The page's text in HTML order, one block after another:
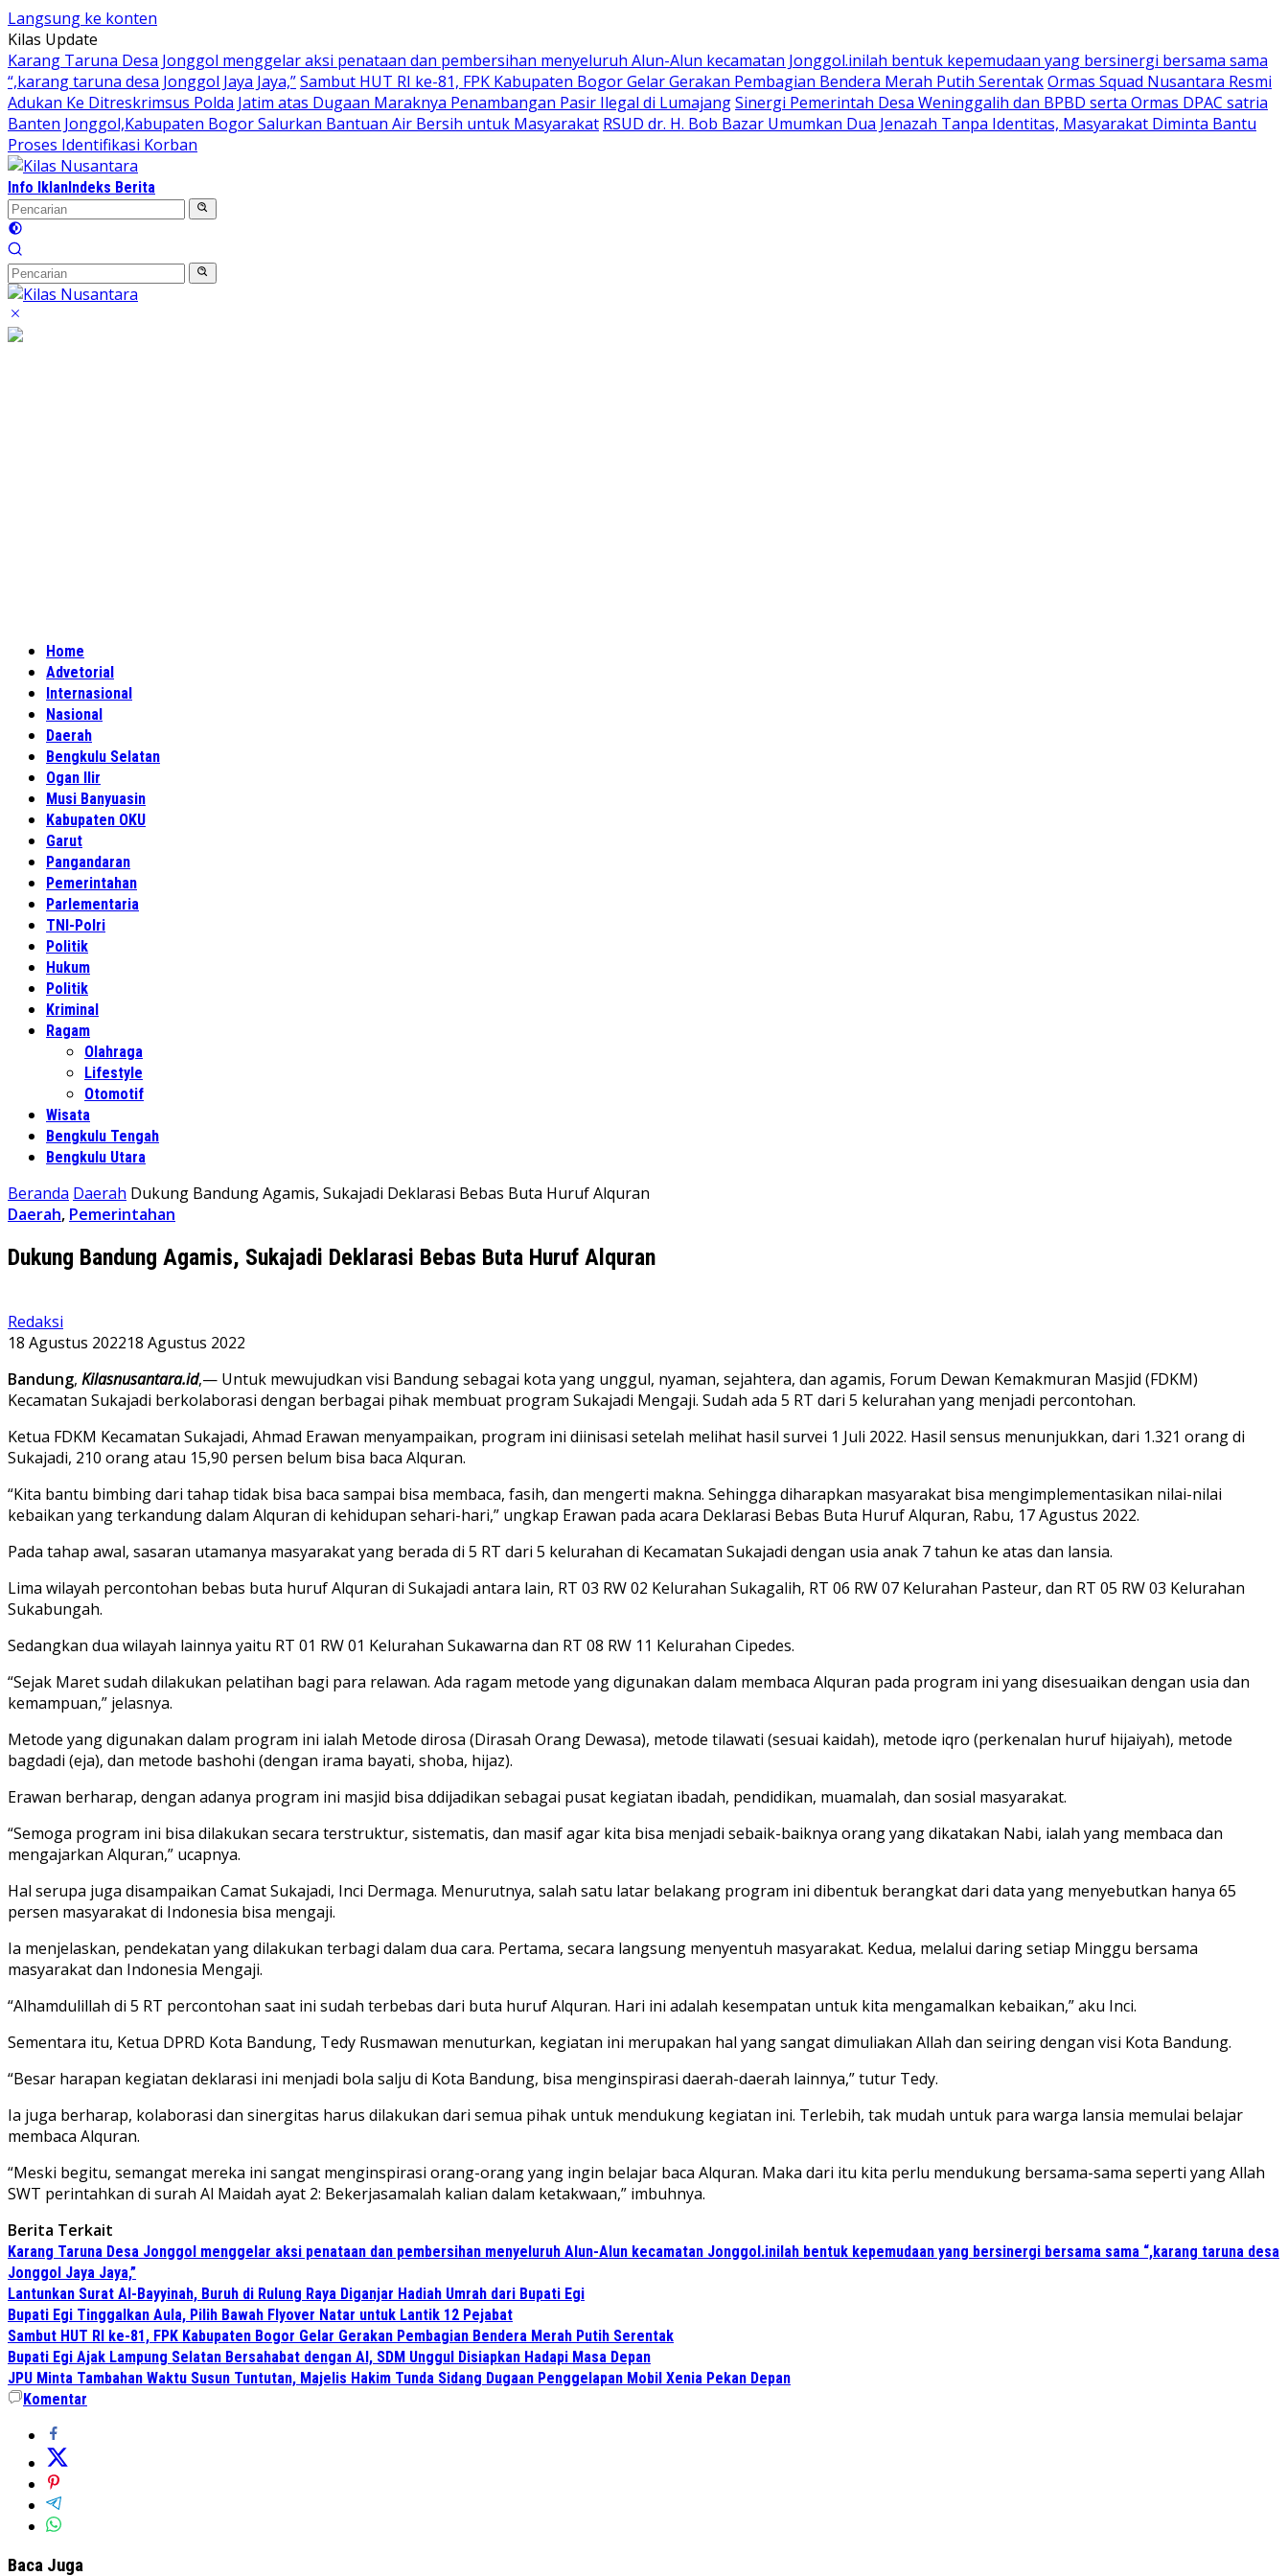
Langsung ke konten
Kilas Update
Karang Taruna Desa Jonggol menggelar aksi penataan dan pembersihan menyeluruh Alun-Alun kecamatan Jonggol.inilah bentuk kepemudaan yang bersinergi bersama sama
“,karang taruna desa Jonggol Jaya Jaya,”Sambut HUT RI ke-81, FPK Kabupaten Bogor Gelar Gerakan Pembagian Bendera Merah Putih SerentakOrmas Squad Nusantara Resmi
Adukan Ke Ditreskrimsus Polda Jatim atas Dugaan Maraknya Penambangan Pasir Ilegal di LumajangSinergi Pemerintah Desa Weninggalih dan BPBD serta Ormas DPAC satria
Banten Jonggol,Kabupaten Bogor Salurkan Bantuan Air Bersih untuk Masyarakat RSUD dr. H. Bob Bazar Umumkan Dua Jenazah Tanpa Identitas, Masyarakat Diminta Bantu
Proses Identifikasi Korban
Info IklanIndeks Berita
Home
Advetorial
Internasional
Nasional
Daerah
Bengkulu Selatan
Ogan Ilir
Musi Banyuasin
Kabupaten OKU
Garut
Pangandaran
Pemerintahan
Parlementaria
TNI-Polri
Politik
Hukum
Politik
Kriminal
Ragam
Olahraga
Lifestyle
Otomotif
Wisata
Bengkulu Tengah
Bengkulu Utara
Beranda Daerah Dukung Bandung Agamis, Sukajadi Deklarasi Bebas Buta Huruf Alquran
Daerah, Pemerintahan
Dukung Bandung Agamis, Sukajadi Deklarasi Bebas Buta Huruf Alquran
Redaksi
18 Agustus 202218 Agustus 2022
Bandung, Kilasnusantara.id,— Untuk mewujudkan visi Bandung sebagai kota yang unggul, nyaman, sejahtera, dan agamis, Forum Dewan Kemakmuran Masjid (FDKM)
Kecamatan Sukajadi berkolaborasi dengan berbagai pihak membuat program Sukajadi Mengaji. Sudah ada 5 RT dari 5 kelurahan yang menjadi percontohan.
Ketua FDKM Kecamatan Sukajadi, Ahmad Erawan menyampaikan, program ini diinisasi setelah melihat hasil survei 1 Juli 2022. Hasil sensus menunjukkan, dari 1.321 orang di
Sukajadi, 210 orang atau 15,90 persen belum bisa baca Alquran.
“Kita bantu bimbing dari tahap tidak bisa baca sampai bisa membaca, fasih, dan mengerti makna. Sehingga diharapkan masyarakat bisa mengimplementasikan nilai-nilai
kebaikan yang terkandung dalam Alquran di kehidupan sehari-hari,” ungkap Erawan pada acara Deklarasi Bebas Buta Huruf Alquran, Rabu, 17 Agustus 2022.
Pada tahap awal, sasaran utamanya masyarakat yang berada di 5 RT dari 5 kelurahan di Kecamatan Sukajadi dengan usia anak 7 tahun ke atas dan lansia.
Lima wilayah percontohan bebas buta huruf Alquran di Sukajadi antara lain, RT 03 RW 02 Kelurahan Sukagalih, RT 06 RW 07 Kelurahan Pasteur, dan RT 05 RW 03 Kelurahan
Sukabungah.
Sedangkan dua wilayah lainnya yaitu RT 01 RW 01 Kelurahan Sukawarna dan RT 08 RW 11 Kelurahan Cipedes.
“Sejak Maret sudah dilakukan pelatihan bagi para relawan. Ada ragam metode yang digunakan dalam membaca Alquran pada program ini yang disesuaikan dengan usia dan
kemampuan,” jelasnya.
Metode yang digunakan dalam program ini ialah Metode dirosa (Dirasah Orang Dewasa), metode tilawati (sesuai kaidah), metode iqro (perkenalan huruf hijaiyah), metode
bagdadi (eja), dan metode bashohi (dengan irama bayati, shoba, hijaz).
Erawan berharap, dengan adanya program ini masjid bisa ddijadikan sebagai pusat kegiatan ibadah, pendidikan, muamalah, dan sosial masyarakat.
“Semoga program ini bisa dilakukan secara terstruktur, sistematis, dan masif agar kita bisa menjadi sebaik-baiknya orang yang dikatakan Nabi, ialah yang membaca dan
mengajarkan Alquran,” ucapnya.
Hal serupa juga disampaikan Camat Sukajadi, Inci Dermaga. Menurutnya, salah satu latar belakang program ini dibentuk berangkat dari data yang menyebutkan hanya 65
persen masyarakat di Indonesia bisa mengaji.
Ia menjelaskan, pendekatan yang dilakukan terbagi dalam dua cara. Pertama, secara langsung menyentuh masyarakat. Kedua, melalui daring setiap Minggu bersama
masyarakat dan Indonesia Mengaji.
“Alhamdulillah di 5 RT percontohan saat ini sudah terbebas dari buta huruf Alquran. Hari ini adalah kesempatan untuk kita mengamalkan kebaikan,” aku Inci.
Sementara itu, Ketua DPRD Kota Bandung, Tedy Rusmawan menuturkan, kegiatan ini merupakan hal yang sangat dimuliakan Allah dan seiring dengan visi Kota Bandung.
“Besar harapan kegiatan deklarasi ini menjadi bola salju di Kota Bandung, bisa menginspirasi daerah-daerah lainnya,” tutur Tedy.
Ia juga berharap, kolaborasi dan sinergitas harus dilakukan dari semua pihak untuk mendukung kegiatan ini. Terlebih, tak mudah untuk para warga lansia memulai belajar
membaca Alquran.
“Meski begitu, semangat mereka ini sangat menginspirasi orang-orang yang ingin belajar baca Alquran. Maka dari itu kita perlu mendukung bersama-sama seperti yang Allah
SWT perintahkan di surah Al Maidah ayat 2: Bekerjasamalah kalian dalam ketakwaan,” imbuhnya.
Berita Terkait
Karang Taruna Desa Jonggol menggelar aksi penataan dan pembersihan menyeluruh Alun-Alun kecamatan Jonggol.inilah bentuk kepemudaan yang bersinergi bersama sama “,karang taruna desa
Jonggol Jaya Jaya,”
Lantunkan Surat Al-Bayyinah, Buruh di Rulung Raya Diganjar Hadiah Umrah dari Bupati Egi
Bupati Egi Tinggalkan Aula, Pilih Bawah Flyover Natar untuk Lantik 12 Pejabat
Sambut HUT RI ke-81, FPK Kabupaten Bogor Gelar Gerakan Pembagian Bendera Merah Putih Serentak
Bupati Egi Ajak Lampung Selatan Bersahabat dengan AI, SDM Unggul Disiapkan Hadapi Masa Depan
JPU Minta Tambahan Waktu Susun Tuntutan, Majelis Hakim Tunda Sidang Dugaan Penggelapan Mobil Xenia Pekan Depan
Komentar
Baca Juga